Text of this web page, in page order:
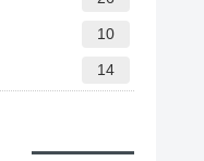
10
14